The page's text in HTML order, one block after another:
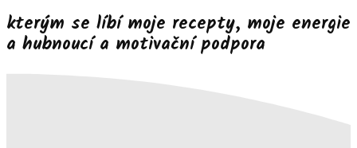
kterým se líbí moje recepty, moje energie
a hubnoucí a motivační podpora